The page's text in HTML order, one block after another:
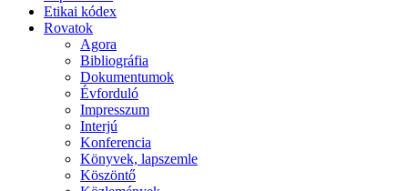
Etikai kódex
Rovatok
Agora
Bibliográfia
Dokumentumok
Évforduló
Impresszum
Interjú
Konferencia
Könyvek, lapszemle
Köszöntő